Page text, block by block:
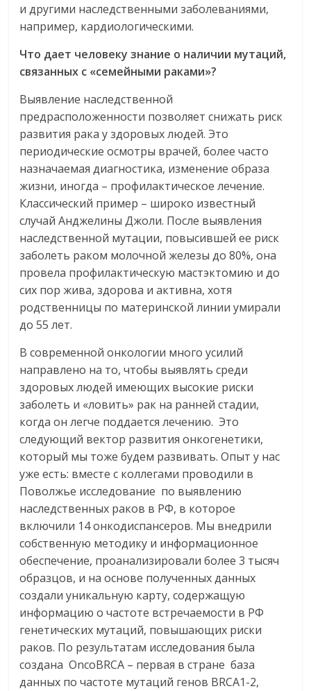
и другими наследственными заболеваниями,
например, кардиологическими.
Что дает человеку знание о наличии мутаций,
связанных с «семейными раками»?
Выявление наследственной
предрасположенности позволяет снижать риск
развития рака у здоровых людей. Это
периодические осмотры врачей, более часто
назначаемая диагностика, изменение образа
жизни, иногда – профилактическое лечение.
Классический пример – широко известный
случай Анджелины Джоли. После выявления
наследственной мутации, повысившей ее риск
заболеть раком молочной железы до 80%, она
провела профилактическую мастэктомию и до
сих пор жива, здорова и активна, хотя
родственницы по материнской линии умирали
до 55 лет.
В современной онкологии много усилий
направлено на то, чтобы выявлять среди
здоровых людей имеющих высокие риски
заболеть и «ловить» рак на ранней стадии,
когда он легче поддается лечению. Это
следующий вектор развития онкогенетики,
который мы тоже будем развивать. Опыт у нас
уже есть: вместе с коллегами проводили в
Поволжье исследование по выявлению
наследственных раков в РФ, в которое
включили 14 онкодиспансеров. Мы внедрили
собственную методику и информационное
обеспечение, проанализировали более 3 тысяч
образцов, и на основе полученных данных
создали уникальную карту, содержащую
информацию о частоте встречаемости в РФ
генетических мутаций, повышающих риски
раков. По результатам исследования была
создана OncoBRCA – первая в стране база
данных по частоте мутаций генов BRCA1-2,